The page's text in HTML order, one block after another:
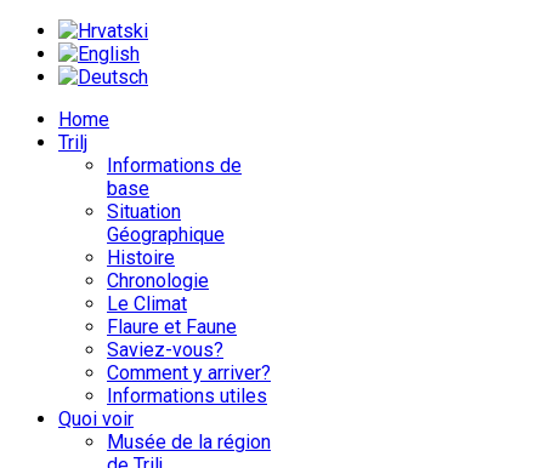
Home
Trilj
Informations de
base
Situation
Géographique
Histoire
Chronologie
Le Climat
Flaure et Faune
Saviez-vous?
Comment y arriver?
Informations utiles
Quoi voir
Musée de la région